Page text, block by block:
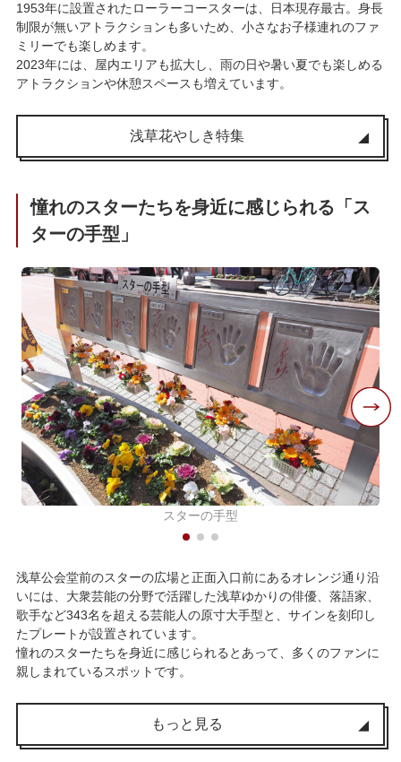
1953年に設置されたローラーコースターは、日本現存最古。身長
制限が無いアトラクションも多いため、小さなお子様連れのファ
ミリーでも楽しめます。
2023年には、屋内エリアも拡大し、雨の日や暑い夏でも楽しめる
アトラクションや休憩スペースも増えています。
浅草花やしき特集
憧れのスターたちを身近に感じられる「ス
ターの手型」
スターの手型
浅草公会堂前のスターの広場と正面入口前にあるオレンジ通り沿
いには、大衆芸能の分野で活躍した浅草ゆかりの俳優、落語家、
歌手など343名を超える芸能人の原寸大手型と、サインを刻印し
たプレートが設置されています。
憧れのスターたちを身近に感じられるとあって、多くのファンに
親しまれているスポットです。
もっと見る